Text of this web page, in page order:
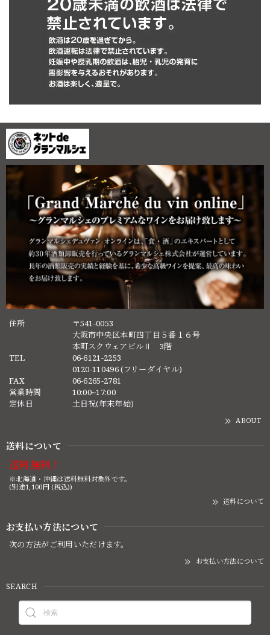
住所
〒541-0053
大阪市中央区本町四丁目５番１６号
本町スクウェアビルⅡ 3階
TEL
06-6121-2253
0120-110496 (フリーダイヤル)
FAX
06-6265-2781
営業時間
10:00~17:00
定休日
土日祝(年末年始)
ABOUT
送料について
送料無料！
※北海道・沖縄は送料無料対象外です。
(別途1,100円 (税込))
送料について
お支払い方法について
次の方法がご利用いただけます。
お支払い方法について
SEARCH